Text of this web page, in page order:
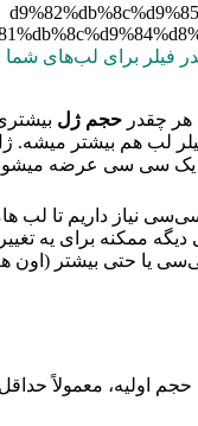
فیلر برای لب‌های
هر چقدر حجم ژل
لب هم بیشتر میشه.
یک سی‌ سی عرضه
از ما فقط به ۰.۵ سی‌سی نیاز داریم تا
ممکنه برای یه
دقیق‌ تر، به ۱ سی‌سی یا حتی بیشتر